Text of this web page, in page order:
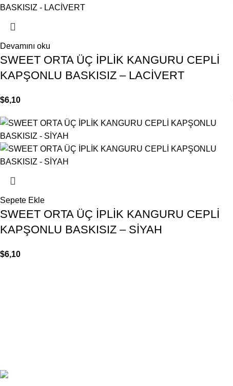
Devamını oku
SWEET ORTA ÜÇ İPLİK KANGURU CEPLİ
KAPŞONLU BASKISIZ – LACİVERT
$6,10
Sepete Ekle
SWEET ORTA ÜÇ İPLİK KANGURU CEPLİ
KAPŞONLU BASKISIZ – SİYAH
$6,10